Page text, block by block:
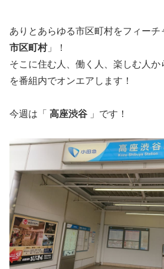
ありとあらゆる市区町村をフィーチ
市区町村」！
そこに住む人、働く人、楽しむ人
を番組内でオンエアします！
今週は「 高座渋谷 」です！